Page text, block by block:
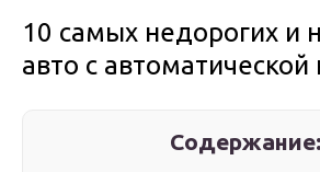
10 самых недорогих и
авто с автоматической
Содержание: